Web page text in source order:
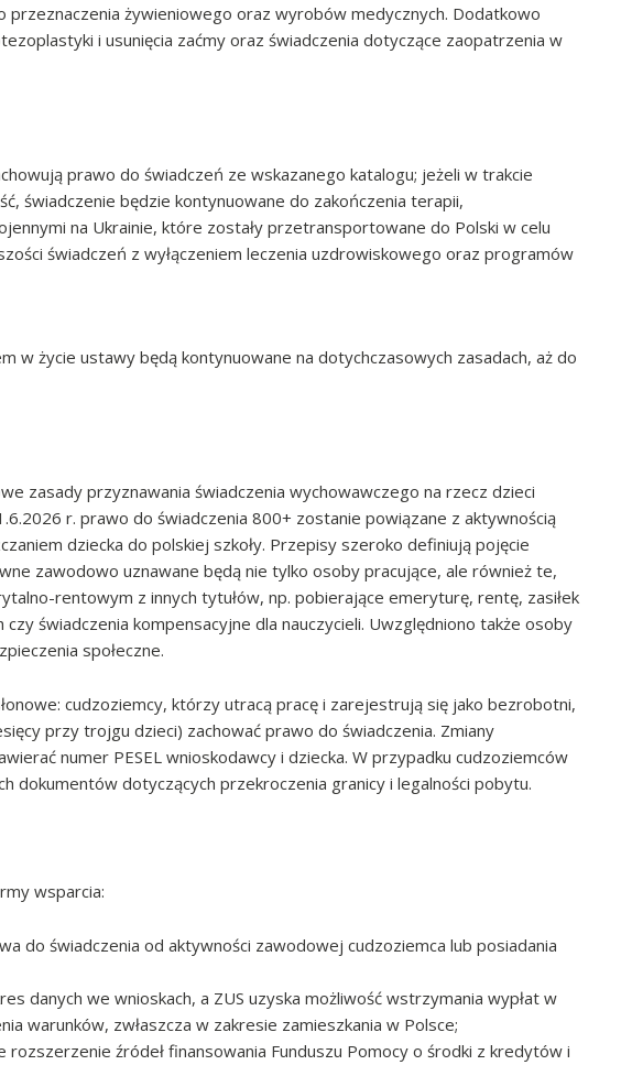
przeznaczenia żywieniowego oraz wyrobów medycznych. Dodatkowo
i usunięcia zaćmy oraz świadczenia dotyczące zaopatrzenia w
prawo do świadczeń ze wskazanego katalogu; jeżeli w trakcie
świadczenie będzie kontynuowane do zakończenia terapii,
na Ukrainie, które zostały przetransportowane do Polski w celu
świadczeń z wyłączeniem leczenia uzdrowiskowego oraz programów
w życie ustawy będą kontynuowane na dotychczasowych zasadach, aż do
zasady przyznawania świadczenia wychowawczego na rzecz dzieci
r. prawo do świadczenia 800+ zostanie powiązane z aktywnością
dziecka do polskiej szkoły. Przepisy szeroko definiują pojęcie
zawodowo uznawane będą nie tylko osoby pracujące, ale również te,
rentowym z innych tytułów, np. pobierające emeryturę, rentę, zasiłek
świadczenia kompensacyjne dla nauczycieli. Uwzględniono także osoby
społeczne.
cudzoziemcy, którzy utracą pracę i zarejestrują się jako bezrobotni,
przy trojgu dzieci) zachować prawo do świadczenia. Zmiany
numer PESEL wnioskodawcy i dziecka. W przypadku cudzoziemców
dokumentów dotyczących przekroczenia granicy i legalności pobytu.
wsparcia:
do świadczenia od aktywności zawodowej cudzoziemca lub posiadania
danych we wnioskach, a ZUS uzyska możliwość wstrzymania wypłat w
warunków, zwłaszcza w zakresie zamieszkania w Polsce;
rozszerzenie źródeł finansowania Funduszu Pomocy o środki z kredytów i